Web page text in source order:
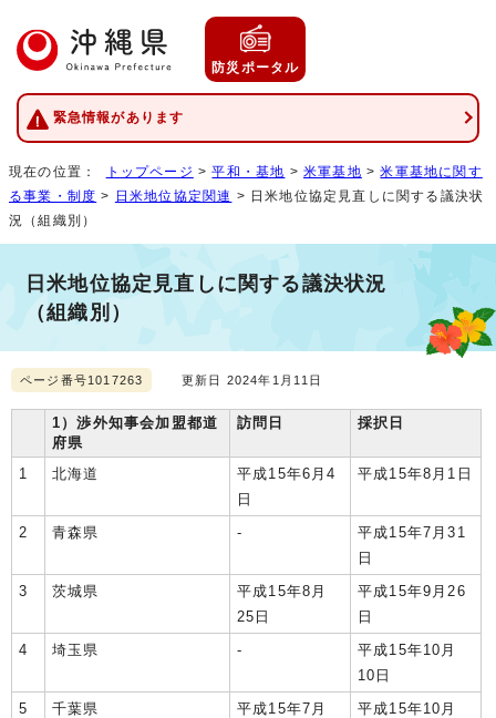
防災ポータル
緊急情報があります
現在の位置： トップページ >平和・基地 >米軍基地 >米軍基地に関す
る事業・制度 > 日米地位協定関連 > 日米地位協定見直しに関する議決状
況（組織別）
日米地位協定見直しに関する議決状況
（組織別）
ページ番号1017263 更新日 2024年1月11日
1）渉外知事会加盟都道
府県
訪問日 採択日
1 北海道
平成15年6月4
日
平成15年8月1日
2 青森県 -
平成15年7月31
日
3
茨城県
平成15年8月
25日
平成15年9月26
日
4
埼玉県 -
平成15年10月
10日
5
千葉県
平成15年7月
平成15年10月